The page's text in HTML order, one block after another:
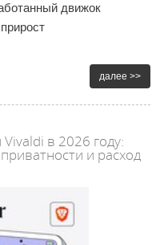
движок
далее >>
в 2026 году:
и расход